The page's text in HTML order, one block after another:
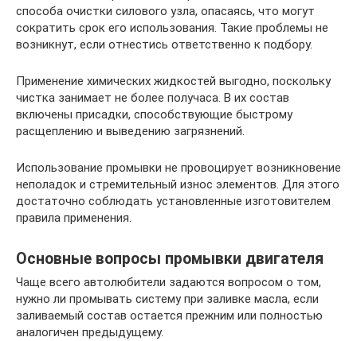
способа очистки силового узла, опасаясь, что могут
сократить срок его использования. Такие проблемы не
возникнут, если отнестись ответственно к подбору.
Применение химических жидкостей выгодно, поскольку
чистка занимает не более получаса. В их состав
включены присадки, способствующие быстрому
расщеплению и выведению загрязнений.
Использование промывки не провоцирует возникновение
неполадок и стремительный износ элементов. Для этого
достаточно соблюдать установленные изготовителем
правила применения.
Основные вопросы промывки двигателя
Чаще всего автолюбители задаются вопросом о том,
нужно ли промывать систему при заливке масла, если
заливаемый состав остается прежним или полностью
аналогичен предыдущему.